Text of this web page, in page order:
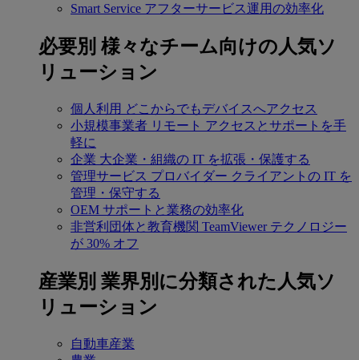
Smart Service アフターサービス運用の効率化
必要別 様々なチーム向けの人気ソ
リューション
個人利用 どこからでもデバイスへアクセス
小規模事業者 リモート アクセスとサポートを手
軽に
企業 大企業・組織の IT を拡張・保護する
管理サービス プロバイダー クライアントの IT を
管理・保守する
OEM サポートと業務の効率化
非営利団体と教育機関 TeamViewer テクノロジー
が 30% オフ
産業別 業界別に分類された人気ソ
リューション
自動車産業